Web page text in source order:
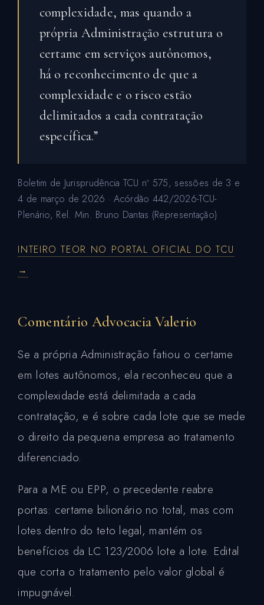
complexidade, mas quando a
própria Administração estrutura o
certame em serviços autônomos,
há o reconhecimento de que a
complexidade e o risco estão
delimitados a cada contratação
específica.”
Boletim de Jurisprudência TCU nº 575, sessões de 3 e
4 de março de 2026 · Acórdão 442/2026-TCU-
Plenário, Rel. Min. Bruno Dantas (Representação)
INTEIRO TEOR NO PORTAL OFICIAL DO TCU
→
Comentário Advocacia Valerio
Se a própria Administração fatiou o certame
em lotes autônomos, ela reconheceu que a
complexidade está delimitada a cada
contratação, e é sobre cada lote que se mede
o direito da pequena empresa ao tratamento
diferenciado.
Para a ME ou EPP, o precedente reabre
portas: certame bilionário no total, mas com
lotes dentro do teto legal, mantém os
benefícios da LC 123/2006 lote a lote. Edital
que corta o tratamento pelo valor global é
impugnável.